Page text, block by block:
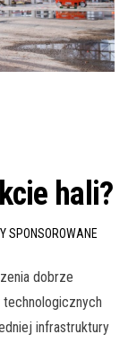
hali?
SPONSOROWANE
dobrze
infrastruktury